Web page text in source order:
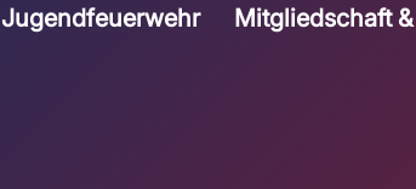
Jugendfeuerwehr Mitgliedschaft